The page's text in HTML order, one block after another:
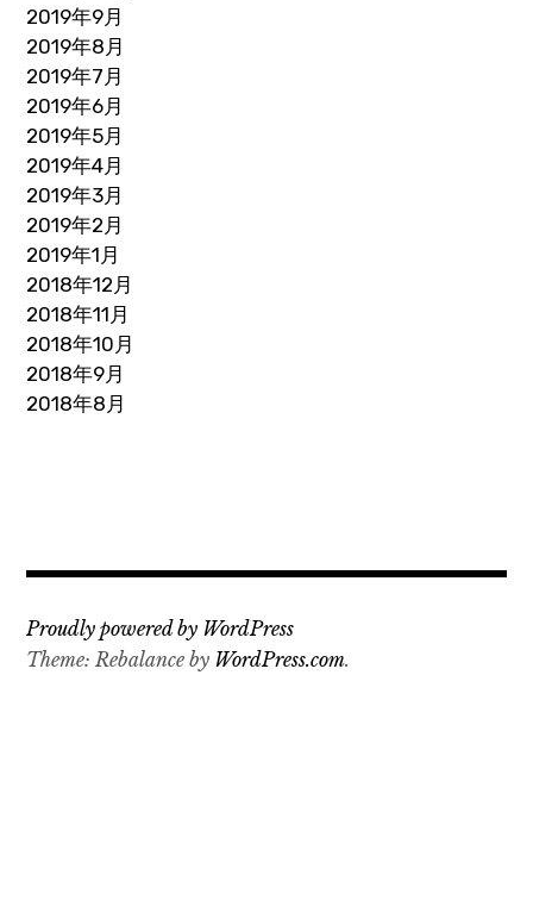
2019年9月
2019年8月
2019年7月
2019年6月
2019年5月
2019年4月
2019年3月
2019年2月
2019年1月
2018年12月
2018年11月
2018年10月
2018年9月
2018年8月
Proudly powered by WordPress
Theme: Rebalance by WordPress.com.